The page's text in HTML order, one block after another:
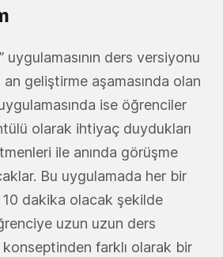
” uygulamasının ders versiyonu
geliştirme aşamasında olan
ise öğrenciler
olarak ihtiyaç duydukları
ile anında görüşme
Bu uygulamada her bir
dakika olacak şekilde
uzun uzun ders
farklı olarak bir